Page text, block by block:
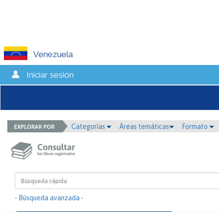
Venezuela
Iniciar sesión
Categorías Áreas temáticas Formato
- Búsqueda avanzada -